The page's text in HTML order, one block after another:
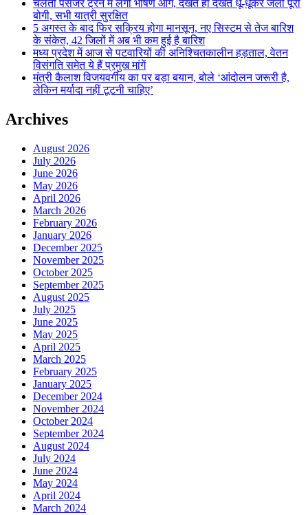
चलती पैसेंजर ट्रेन में लगी भीषण आग, देखते ही देखते धू-धूकर जली पूरी
बोगी, सभी यात्री सुरक्षित
5 अगस्त के बाद फिर सक्रिय होगा मानसून, नए सिस्टम से तेज बारिश
के संकेत, 42 जिलों में अब भी कम हुई है बारिश
मध्य प्रदेश में आज से पटवारियों की अनिश्चितकालीन हड़ताल, वेतन
विसंगति समेत ये हैं प्रमुख मांगें
मंत्री कैलाश विजयवर्गीय का पर बड़ा बयान, बोले ‘आंदोलन जरूरी है,
लेकिन मर्यादा नहीं टूटनी चाहिए’
Archives
August 2026
July 2026
June 2026
May 2026
April 2026
March 2026
February 2026
January 2026
December 2025
November 2025
October 2025
September 2025
August 2025
July 2025
June 2025
May 2025
April 2025
March 2025
February 2025
January 2025
December 2024
November 2024
October 2024
September 2024
August 2024
July 2024
June 2024
May 2024
April 2024
March 2024